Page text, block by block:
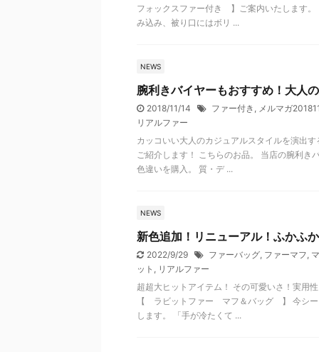
フォックスファー付き 】ご案内いたします。
み込み、被り口にはボリ ...
NEWS
腕利きバイヤーもおすすめ！大人
2018/11/14 ファー付き , メルマガ
リアルファー
カッコいい大人のカジュアルスタイルを演
ご紹介します！ こちらのお品。 当店の腕利き
色違いを購入。 質・デ ...
NEWS
新色追加！リニューアル！ふか
2022/9/29 ファーバッグ, ファーマフ,
ット , リアルファー
超超大ヒットアイテム！ その可愛いさ！実用
【 ラビットファー マフ＆バッグ 】 今シー
します。 「手が冷たくて ...